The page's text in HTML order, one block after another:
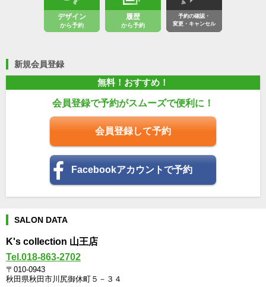
デザイン
から予約
履歴
から予約
予約の確認・
変更・キャンセル
新規会員登録
無料！おすすめ！
会員登録で予約がスムーズで便利に！
会員登録して予約
Facebookアカウントで予約
SALON DATA
K's collection 山王店
Tel.018-863-2702
〒010-0943
秋田県秋田市川尻御休町５－３４